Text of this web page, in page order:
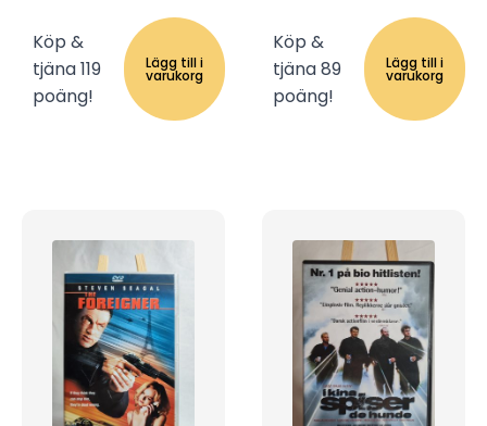
Köp &
tjäna 119
poäng!
Lägg till i
varukorg
Köp &
tjäna 89
poäng!
Lägg till i
varukorg